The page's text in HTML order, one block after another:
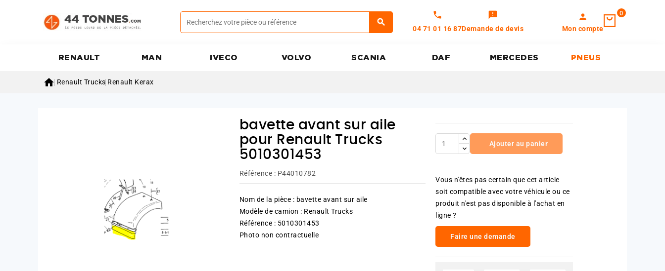
call
04 71 01 16 87
feedback
Demande de devis
person
Mon compte
0
RENAULT MAN IVECO VOLVO SCANIA DAF MERCEDES PNEUS
 Renault Trucks Renault Kerax
bavette avant sur aile
pour Renault Trucks
5010301453
Référence : P44010782
Nom de la pièce : bavette avant sur aile
Modèle de camion : Renault Trucks
Référence : 5010301453
Photo non contractuelle
Ajouter au panier
Vous n'êtes pas certain que cet article
soit compatible avec votre véhicule ou ce
produit n'est pas disponible à l'achat en
ligne ?
Faire une demande